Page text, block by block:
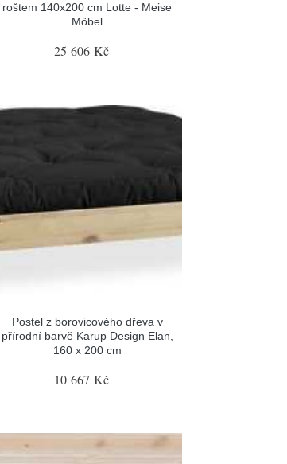
roštem 140x200 cm Lotte - Meise
Möbel
25 606 Kč
Postel z borovicového dřeva v
přírodní barvě Karup Design Elan,
160 x 200 cm
10 667 Kč